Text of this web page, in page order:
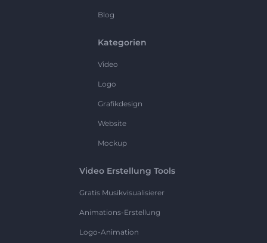
Blog
Kategorien
Video
Logo
Grafikdesign
Website
Mockup
Video Erstellung Tools
Gratis Musikvisualisierer
Animations-Erstellung
Logo-Animation